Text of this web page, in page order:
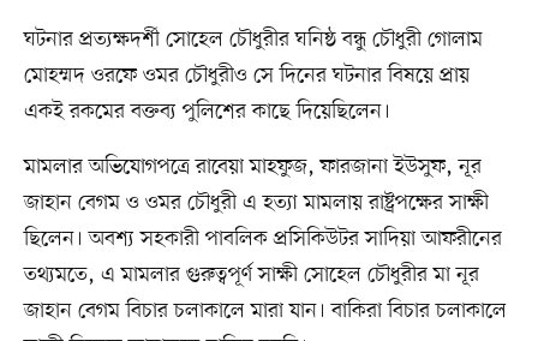
ঘটনার প্রত্যক্ষদর্শী সোহেল চৌধুরীর ঘনিষ্ঠ বন্ধু চৌধুরী গোলাম
মোহম্মদ ওরফে ওমর চৌধুরীও সে দিনের ঘটনার বিষয়ে প্রায়
একই রকমের বক্তব্য পুলিশের কাছে দিয়েছিলেন।
মামলার অভিযোগপত্রে রাবেয়া মাহফুজ, ফারজানা ইউসুফ, নূর
জাহান বেগম ও ওমর চৌধুরী এ হত্যা মামলায় রাষ্ট্রপক্ষের সাক্ষী
ছিলেন। অবশ্য সহকারী পাবলিক প্রসিকিউটর সাদিয়া আফরীনের
তথ্যমতে, এ মামলার গুরুত্বপূর্ণ সাক্ষী সোহেল চৌধুরীর মা নূর
জাহান বেগম বিচার চলাকালে মারা যান। বাকিরা বিচার চলাকালে